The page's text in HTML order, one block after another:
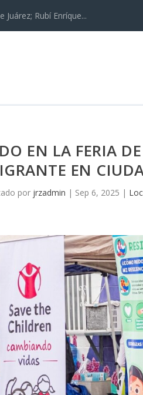
Rubí Enríque...
EN LA FERIA
EN
por jrzadmin | Sep 6, 2025 |